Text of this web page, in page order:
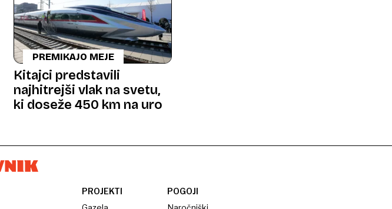
PREMIKAJO MEJE
Kitajci predstavili
najhitrejši vlak na svetu,
ki doseže 450 km na uro
PROJEKTI
POGOJI